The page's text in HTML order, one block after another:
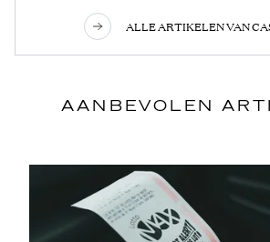
ALLE ARTIKELEN VAN
AANBEVOLEN